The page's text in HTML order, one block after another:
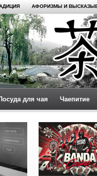
АФОРИЗМЫ И
для чая Чаепитие